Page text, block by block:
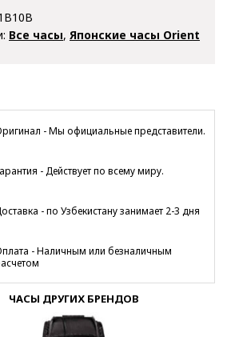
Все часы, Японские часы Orient
- Мы официальные представители.
- Действует по всему миру.
- по Узбекистану занимает 2-3 дня
- Наличным или безналичным
ЧАСЫ ДРУГИХ БРЕНДОВ